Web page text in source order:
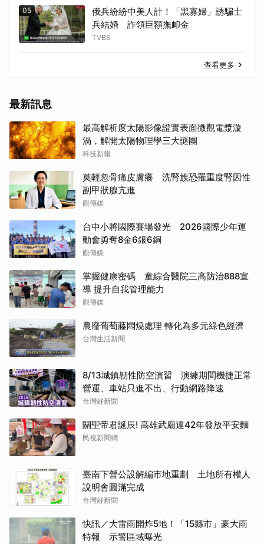
05
俄兵紛紛中美人計！「黑寡婦」誘騙士
兵結婚 詐領巨額撫卹金
TVBS
查看更多
最新訊息
最高解析度太陽影像證實表面微觀電漿漩
渦，解開太陽物理學三大謎團
科技新報
莫輕忽骨痛皮膚癢 洗腎族恐罹重度腎因性
副甲狀腺亢進
觀傳媒
台中小將國際賽場發光 2026國際少年運
動會勇奪8金6銀6銅
觀傳媒
掌握健康密碼 童綜合醫院三高防治888宣
導 提升自我管理能力
觀傳媒
農廢葡萄藤悶燒處理 轉化為多元綠色經濟
台灣生活新聞
8/13城鎮韌性防空演習 演練期間機捷正常
營運、車站只進不出、行動網路降速
台灣好新聞
關聖帝君誕辰! 高雄武廟連42年發放平安麵
民視新聞網
臺南下營公設解編市地重劃 土地所有權人
說明會圓滿完成
台灣好新聞
快訊／大雷雨開炸5地！「15縣市」豪大雨
特報 示警區域曝光